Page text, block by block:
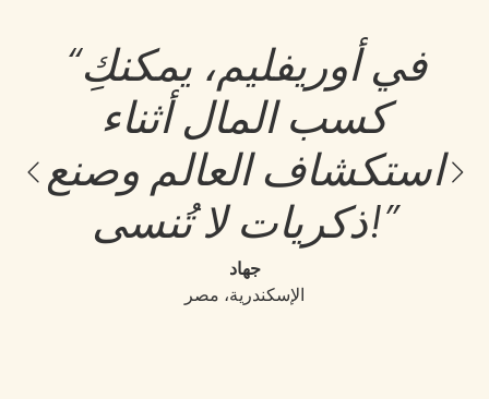
“في أوريفليم، يمكنكِ
كسب المال أثناء
استكشاف العالم وصنع
ذكريات لا تُنسى!”
جهاد
الإسكندرية، مصر